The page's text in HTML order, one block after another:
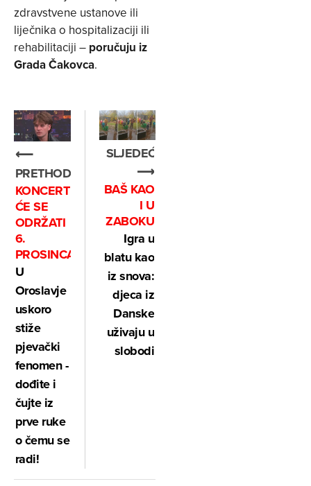
zdravstvene ustanove ili
liječnika o hospitalizaciji ili
rehabilitaciji – poručuju iz
Grada Čakovca.
⟵
PRETHODNO
KONCERT
ĆE SE
ODRŽATI
6.
PROSINCA
U
Oroslavje
uskoro
stiže
pjevački
fenomen -
dođite i
čujte iz
prve ruke
o čemu se
radi!
SLJEDEĆE
⟶
BAŠ KAO
I U
ZABOKU
Igra u
blatu kao
iz snova:
djeca iz
Danske
uživaju u
slobodi